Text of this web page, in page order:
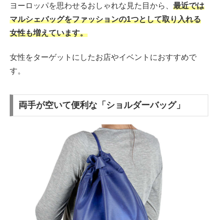
ヨーロッパを思わせるおしゃれな見た目から、 最近では
マルシェバッグをファッションの1つとして取り入れる
女性も増えています。
女性をターゲットにしたお店やイベントにおすすめで
す。
両手が空いて便利な「ショルダーバッグ」